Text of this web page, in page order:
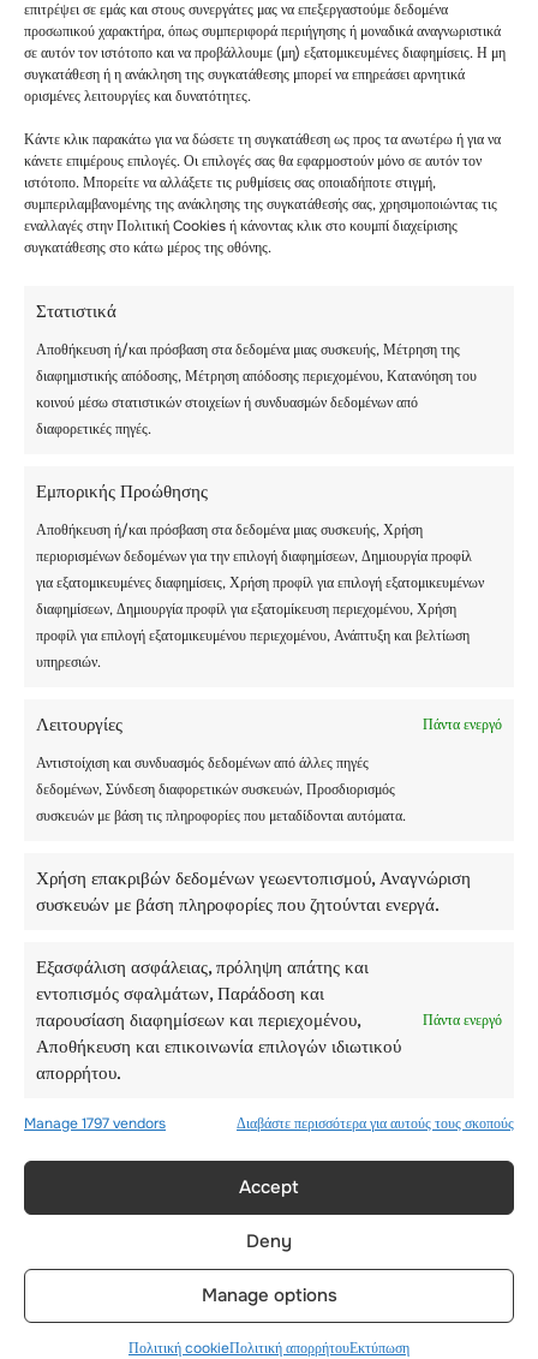
επιτρέψει σε εμάς και στους συνεργάτες μας να επεξεργαστούμε δεδομένα
προσωπικού χαρακτήρα, όπως συμπεριφορά περιήγησης ή μοναδικά αναγνωριστικά
σε αυτόν τον ιστότοπο και να προβάλλουμε (μη) εξατομικευμένες διαφημίσεις. Η μη
συγκατάθεση ή η ανάκληση της συγκατάθεσης μπορεί να επηρεάσει αρνητικά
ορισμένες λειτουργίες και δυνατότητες.
Κάντε κλικ παρακάτω για να δώσετε τη συγκατάθεση ως προς τα ανωτέρω ή για να
κάνετε επιμέρους επιλογές. Οι επιλογές σας θα εφαρμοστούν μόνο σε αυτόν τον
ιστότοπο. Μπορείτε να αλλάξετε τις ρυθμίσεις σας οποιαδήποτε στιγμή,
συμπεριλαμβανομένης της ανάκλησης της συγκατάθεσής σας, χρησιμοποιώντας τις
εναλλαγές στην Πολιτική Cookies ή κάνοντας κλικ στο κουμπί διαχείρισης
συγκατάθεσης στο κάτω μέρος της οθόνης.
Στατιστικά
Αποθήκευση ή/και πρόσβαση στα δεδομένα μιας συσκευής, Μέτρηση της
διαφημιστικής απόδοσης, Μέτρηση απόδοσης περιεχομένου, Κατανόηση του
κοινού μέσω στατιστικών στοιχείων ή συνδυασμών δεδομένων από
διαφορετικές πηγές.
Εμπορικής Προώθησης
Αποθήκευση ή/και πρόσβαση στα δεδομένα μιας συσκευής, Χρήση
περιορισμένων δεδομένων για την επιλογή διαφημίσεων, Δημιουργία προφίλ
για εξατομικευμένες διαφημίσεις, Χρήση προφίλ για επιλογή εξατομικευμένων
διαφημίσεων, Δημιουργία προφίλ για εξατομίκευση περιεχομένου, Χρήση
προφίλ για επιλογή εξατομικευμένου περιεχομένου, Ανάπτυξη και βελτίωση
υπηρεσιών.
Λειτουργίες
Πάντα ενεργό
Αντιστοίχιση και συνδυασμός δεδομένων από άλλες πηγές
δεδομένων, Σύνδεση διαφορετικών συσκευών, Προσδιορισμός
συσκευών με βάση τις πληροφορίες που μεταδίδονται αυτόματα.
Χρήση επακριβών δεδομένων γεωεντοπισμού, Αναγνώριση
συσκευών με βάση πληροφορίες που ζητούνται ενεργά.
Εξασφάλιση ασφάλειας, πρόληψη απάτης και
εντοπισμός σφαλμάτων, Παράδοση και
παρουσίαση διαφημίσεων και περιεχομένου,
Αποθήκευση και επικοινωνία επιλογών ιδιωτικού
απορρήτου.
Πάντα ενεργό
Manage 1797 vendors Διαβάστε περισσότερα για αυτούς τους σκοπούς
Accept
Deny
Manage options
Πολιτική cookieΠολιτική απορρήτουΕκτύπωση